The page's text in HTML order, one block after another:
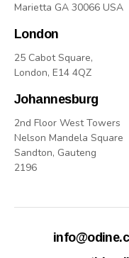
Marietta GA 30066 USA
London
25 Cabot Square,
London, E14 4QZ
Johannesburg
2nd Floor West Towers
Nelson Mandela Square
Sandton, Gauteng
2196